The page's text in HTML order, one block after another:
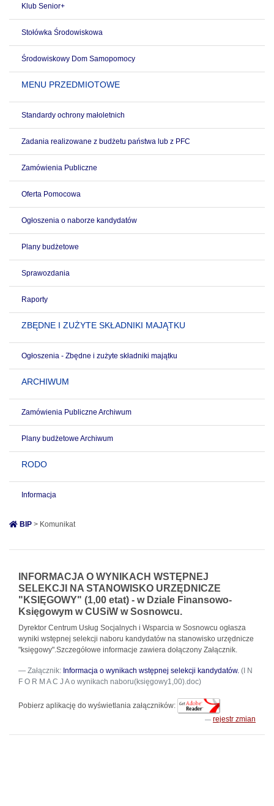
Klub Senior+
Stołówka Środowiskowa
Środowiskowy Dom Samopomocy
MENU PRZEDMIOTOWE
Standardy ochrony małoletnich
Zadania realizowane z budżetu państwa lub z PFC
Zamówienia Publiczne
Oferta Pomocowa
Ogłoszenia o naborze kandydatów
Plany budżetowe
Sprawozdania
Raporty
ZBĘDNE I ZUŻYTE SKŁADNIKI MAJĄTKU
Ogłoszenia - Zbędne i zużyte składniki majątku
ARCHIWUM
Zamówienia Publiczne Archiwum
Plany budżetowe Archiwum
RODO
Informacja
BIP > Komunikat
INFORMACJA O WYNIKACH WSTĘPNEJ
SELEKCJI NA STANOWISKO URZĘDNICZE
"KSIĘGOWY" (1,00 etat) - w Dziale Finansowo-
Księgowym w CUSiW w Sosnowcu.
Dyrektor Centrum Usług Socjalnych i Wsparcia w Sosnowcu ogłasza
wyniki wstępnej selekcji naboru kandydatów na stanowisko urzędnicze
"księgowy".Szczegółowe informacje zawiera dołączony Załącznik.
Załącznik: Informacja o wynikach wstępnej selekcji kandydatów. (I N
F O R M A C J A o wynikach naboru(księgowy1,00).doc)
Pobierz aplikację do wyświetlania załączników:
rejestr zmian